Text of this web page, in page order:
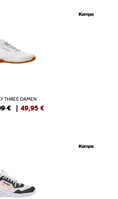
THREE DAMEN
€ | 49,95 €